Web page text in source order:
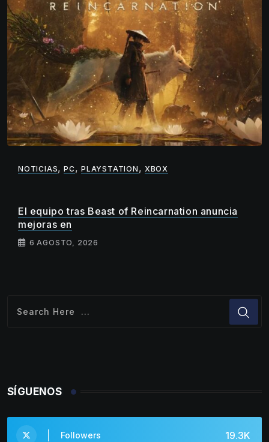
NOTICIAS,PC,PLAYSTATION , XBOX
El equipo tras Beast of Reincarnation anuncia
mejoras en
6 AGOSTO, 2026
SÍGUENOS
19.3K
Followers